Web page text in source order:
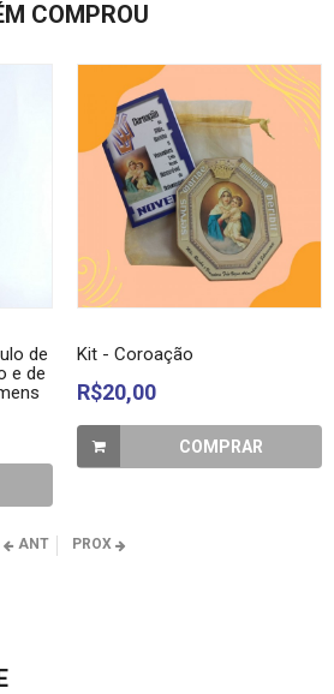
COMPROU
de
e de
Kit - Coroação
R$20,00
COMPRAR
ANT PROX